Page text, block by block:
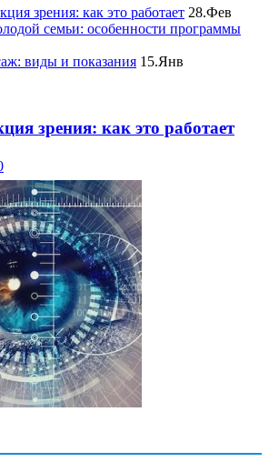
зрения: как это работает 28.Фев
семьи: особенности программы
виды и показания 15.Янв
зрения: как это работает